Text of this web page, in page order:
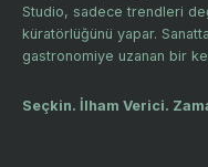
Studio, sadece trendleri
küratörlüğünü yapar.
gastronomiye uzanan bir
Seçkin. İlham Verici.